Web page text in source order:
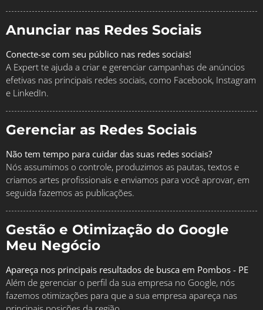
Anunciar nas Redes Sociais
Conecte-se com seu público nas redes sociais!
A Expert te ajuda a criar e gerenciar campanhas de anúncios
efetivas nas principais redes sociais, como Facebook, Instagram
e LinkedIn.
Gerenciar as Redes Sociais
Não tem tempo para cuidar das suas redes sociais?
Nós assumimos o controle, produzimos as pautas, textos e
criamos artes profissionais e enviamos para você aprovar, em
seguida fazemos as publicações.
Gestão e Otimização do Google
Meu Negócio
Apareça nos principais resultados de busca em Pombos - PE
Além de gerenciar o perfil da sua empresa no Google, nós
fazemos otimizações para que a sua empresa apareça nas